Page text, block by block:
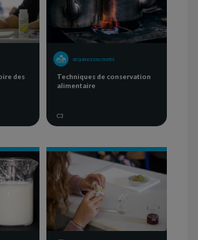
des
SÉQUENCE D'ACTIVITÉS
Techniques de conservation
alimentaire
C3